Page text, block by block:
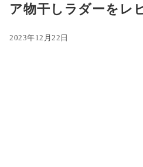
ア物干しラダーをレ
2023年12月22日